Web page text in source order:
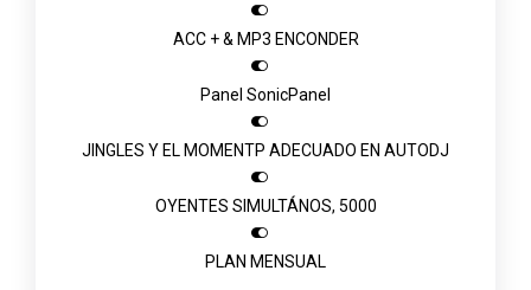

ACC + & MP3 ENCONDER

Panel SonicPanel

JINGLES Y EL MOMENTP ADECUADO EN AUTODJ

OYENTES SIMULTÁNOS, 5000

PLAN MENSUAL